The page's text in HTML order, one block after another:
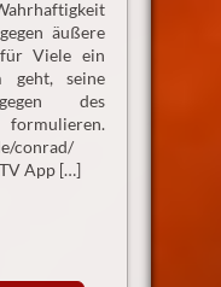
äußere
Viele ein
geht, seine
des
conrad/
App […]